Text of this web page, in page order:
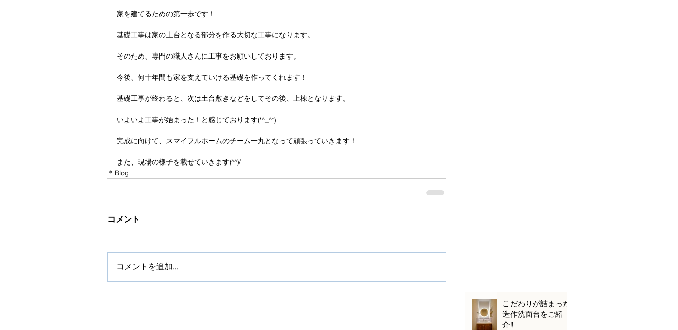
家を建てるための第一歩です！
基礎工事は家の土台となる部分を作る大切な工事になります。
そのため、専門の職人さんに工事をお願いしております。
今後、何十年間も家を支えていける基礎を作ってくれます！
基礎工事が終わると、次は土台敷きなどをしてその後、上棟となります。
いよいよ工事が始まった！と感じております(*^_^*)
完成に向けて、スマイフルホームのチーム一丸となって頑張っていきます！
また、現場の様子を載せていきます(^^)/
＊Blog
コメント
コメントを追加…
こだわりが詰まった
造作洗面台をご紹
介!!